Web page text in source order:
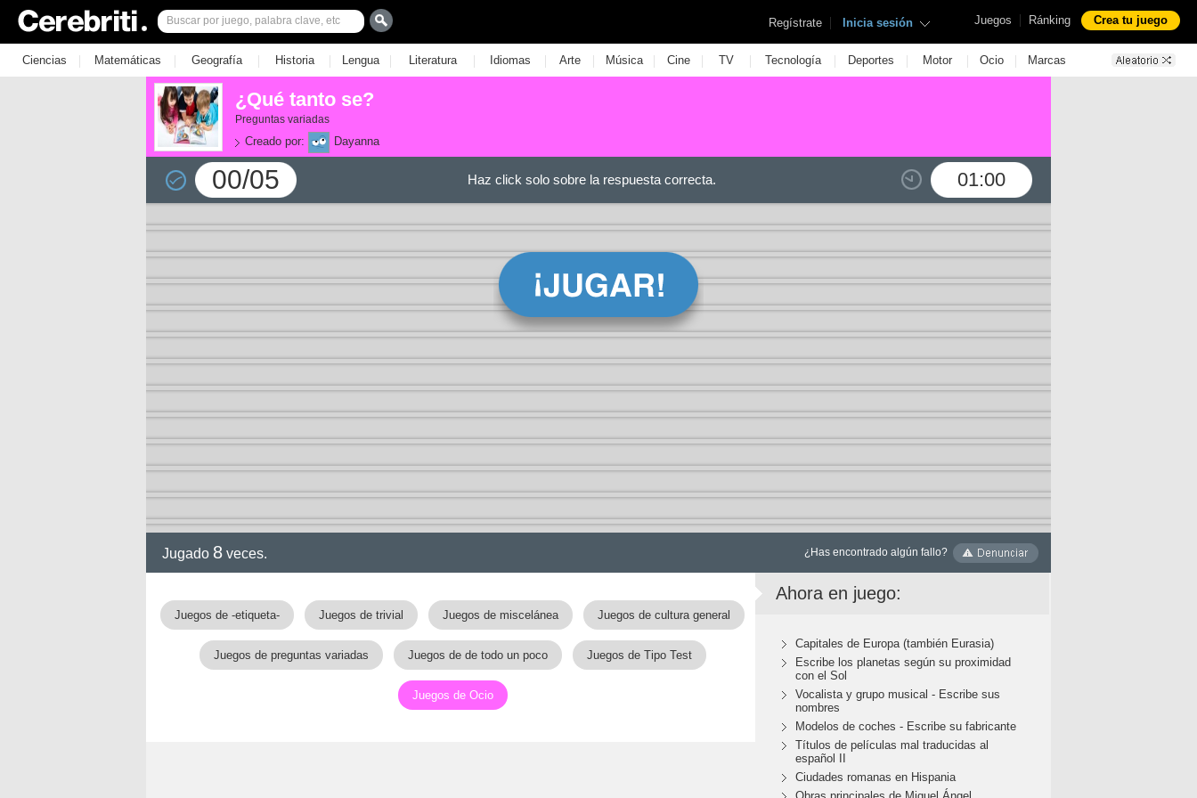
Juegos | Ránking Crea tu juego
Regístrate | Inicia sesión
Ciencias | Matemáticas | Geografía | Historia | Lengua | Literatura | Idiomas | Arte | Música | Cine | TV | Tecnología | Deportes | Motor | Ocio | Marcas
¿Qué tanto se?
Preguntas variadas
Creado por: Dayanna
00/05 01:00
Haz click solo sobre la respuesta correcta.
Jugado 8 veces. ¿Has encontrado algún fallo?
Juegos de -etiqueta- Juegos de trivial Juegos de miscelánea Juegos de cultura general
Juegos de preguntas variadas Juegos de de todo un poco Juegos de Tipo Test
Juegos de Ocio
Ahora en juego:
Capitales de Europa (también Eurasia)
Escribe los planetas según su proximidad
con el Sol
Vocalista y grupo musical - Escribe sus
nombres
Modelos de coches - Escribe su fabricante
Títulos de películas mal traducidas al
español II
Ciudades romanas en Hispania